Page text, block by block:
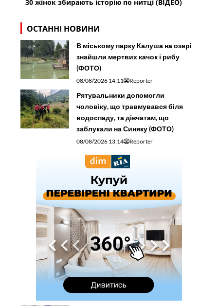
30 жінок збирають історію по нитці (ВІДЕО)
ОСТАННІ НОВИНИ
В міському парку Калуша на озері
знайшли мертвих качок і рибу
(ФОТО)
08/08/2026 14:11 Reporter
Рятувальники допомогли
чоловіку, що травмувався біля
водоспаду, та дівчатам, що
заблукали на Синяку (ФОТО)
08/08/2026 13:14 Reporter